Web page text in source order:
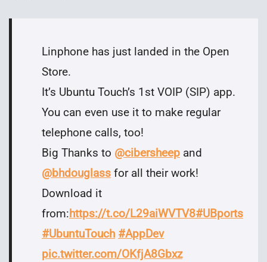
Linphone has just landed in the Open
Store.
It’s Ubuntu Touch’s 1st VOIP (SIP) app.
You can even use it to make regular
telephone calls, too!
Big Thanks to @cibersheep and
@bhdouglass for all their work!
Download it
from:https://t.co/L29aiWVTV8#UBports
#UbuntuTouch #AppDev
pic.twitter.com/OKfjA8Gbxz